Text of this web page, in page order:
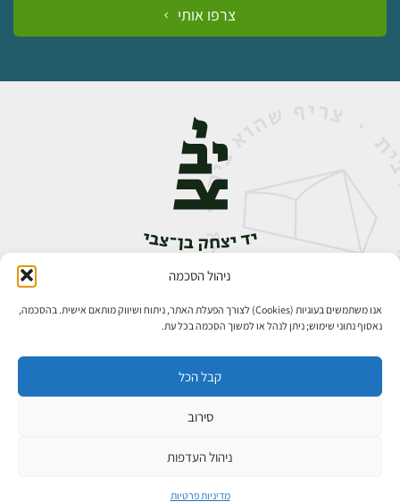
ניהול הסכמה
אנו משתמשים בעוגיות (Cookies) לצורך הפעלת האתר, ניתוח ושיווק מותאם אישית. בהסכמה,
נאסוף נתוני שימוש; ניתן לנהל או למשוך הסכמה בכל עת.
קבל הכל
סירוב
ניהול העדפות
מדיניות פרטיות
צרפו אותי
אבן גבירול 14, רחביה, ירושלים
פיתוח אתרים